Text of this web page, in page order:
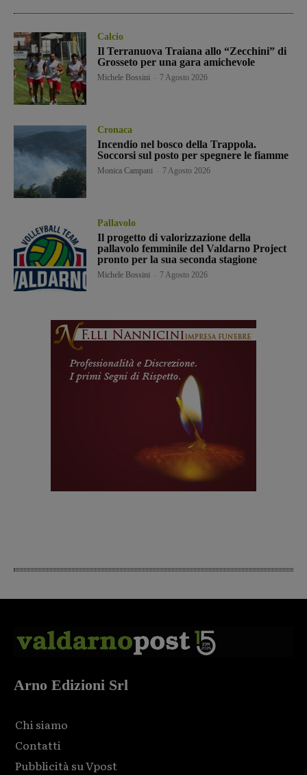
Calcio
Il Terranuova Traiana allo “Zecchini” di
Grosseto per una gara amichevole
Michele Bossini 7 Agosto 2026
Cronaca
Incendio nel bosco della Trappola.
Soccorsi sul posto per spegnere le fiamme
Monica Campani 7 Agosto 2026
Pallavolo
Il progetto di valorizzazione della
pallavolo femminile del Valdarno Project
pronto per la sua seconda stagione
Michele Bossini 7 Agosto 2026
Arno Edizioni Srl
Chi siamo
Contatti
Pubblicità su Vpost